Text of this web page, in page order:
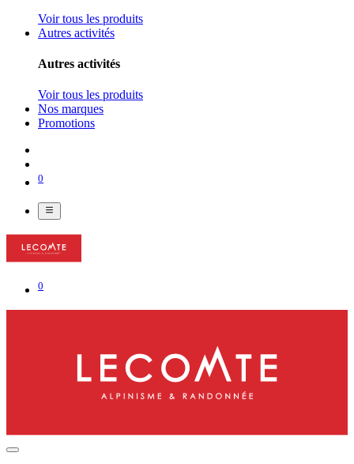
Voir tous les produits
Autres activités
Autres activités
Voir tous les produits
Nos marques
Promotions
0
0